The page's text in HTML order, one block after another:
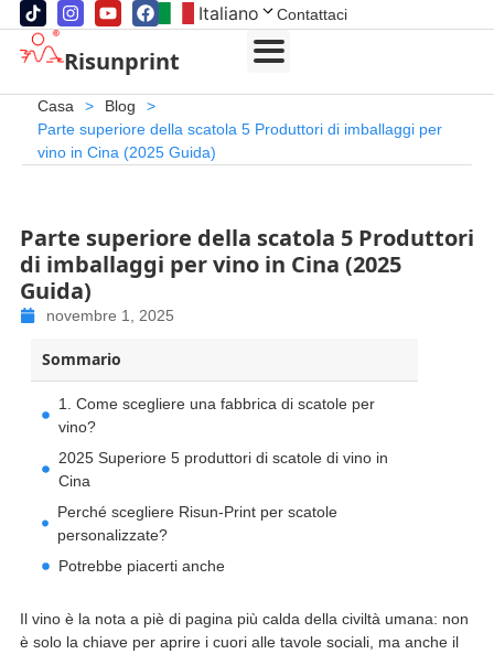
Italiano Contattaci
Risunprint
Casa > Blog
>
Parte superiore della scatola 5 Produttori di imballaggi per
vino in Cina (2025 Guida)
Parte superiore della scatola 5 Produttori
di imballaggi per vino in Cina (2025
Guida)
novembre 1, 2025
Sommario
1. Come scegliere una fabbrica di scatole per
vino?
2025 Superiore 5 produttori di scatole di vino in
Cina
Perché scegliere Risun-Print per scatole
personalizzate?
Potrebbe piacerti anche
Il vino è la nota a piè di pagina più calda della civiltà umana: non
è solo la chiave per aprire i cuori alle tavole sociali, ma anche il